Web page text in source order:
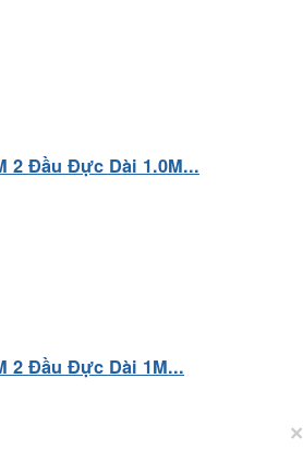
2 Đầu Đực Dài 1.0M...
2 Đầu Đực Dài 1M...
×